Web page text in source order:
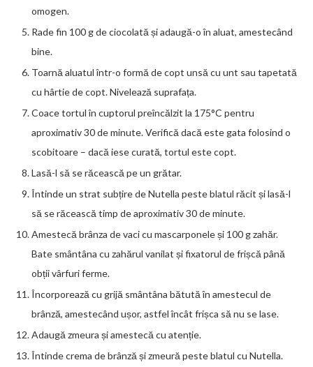
omogen.
Rade fin 100 g de ciocolată și adaugă-o în aluat, amestecând
bine.
Toarnă aluatul într-o formă de copt unsă cu unt sau tapetată
cu hârtie de copt. Nivelează suprafața.
Coace tortul în cuptorul preîncălzit la 175°C pentru
aproximativ 30 de minute. Verifică dacă este gata folosind o
scobitoare – dacă iese curată, tortul este copt.
Lasă-l să se răcească pe un grătar.
Întinde un strat subțire de Nutella peste blatul răcit și lasă-l
să se răcească timp de aproximativ 30 de minute.
Amestecă brânza de vaci cu mascarponele și 100 g zahăr.
Bate smântâna cu zahărul vanilat și fixatorul de frișcă până
obții vârfuri ferme.
Încorporează cu grijă smântâna bătută în amestecul de
brânză, amestecând ușor, astfel încât frișca să nu se lase.
Adaugă zmeura și amestecă cu atenție.
Întinde crema de brânză și zmeură peste blatul cu Nutella.